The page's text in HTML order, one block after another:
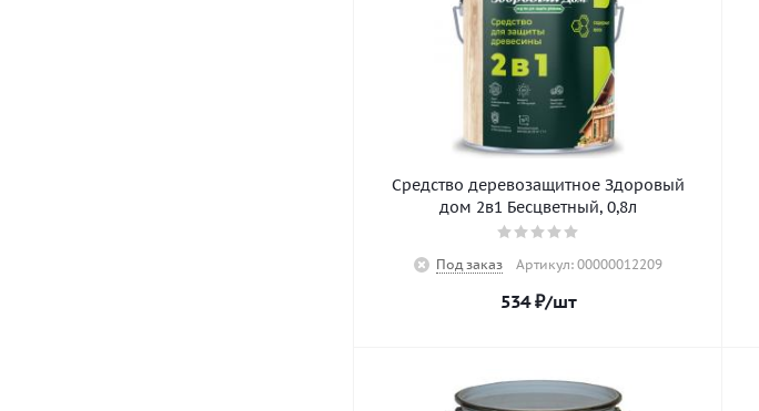
Средство деревозащитное Здоровый
дом 2в1 Бесцветный, 0,8л
Под заказ Артикул: 00000012209
534₽/шт